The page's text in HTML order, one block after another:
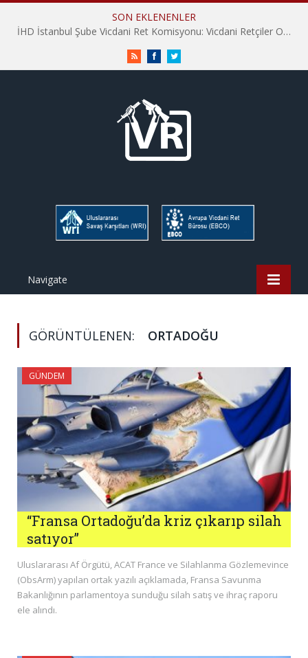
SON EKLENENLER
İHD İstanbul Şube Vicdani Ret Komisyonu: Vicdani Retçiler Olarak Destek İçin Buradayız!
RSS FacebookTwitter
Navigate
GÖRÜNTÜLENEN: ORTADOĞU
GÜNDEM
“Fransa Ortadoğu’da kriz çıkarıp silah
satıyor”
Uluslararası Af Örgütü, ACAT France ve Silahlanma Gözlemevince
(ObsArm) yapılan ortak yazılı açıklamada, Fransa Savunma
Bakanlığının parlamentoya sunduğu silah satış ve ihraç raporu
ele alındı.